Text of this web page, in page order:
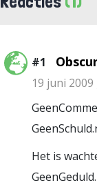
#1
19 juni 2009
Het is